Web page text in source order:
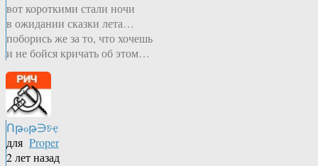
вот короткими стали ночи
в ожидании сказки лета…
поборись же за то, что хочешь
и не бойся кричать об этом…
Ոթℴթ∋চҿ
для Proper
2 лет назад